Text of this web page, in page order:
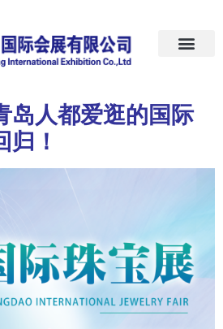
岛人都爱逛的国际
！